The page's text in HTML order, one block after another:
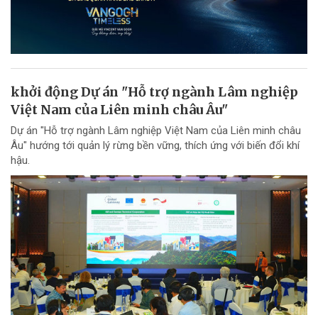
khởi động Dự án "Hỗ trợ ngành Lâm nghiệp
Việt Nam của Liên minh châu Âu"
Dự án "Hỗ trợ ngành Lâm nghiệp Việt Nam của Liên minh châu
Âu" hướng tới quản lý rừng bền vững, thích ứng với biến đổi khí
hậu.